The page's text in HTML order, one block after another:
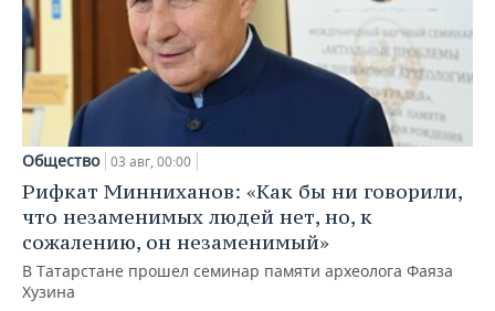
Общество 03 авг, 00:00
Рифкат Минниханов: «Как бы ни говорили,
что незаменимых людей нет, но, к
сожалению, он незаменимый»
В Татарстане прошел семинар памяти археолога Фаяза
Хузина